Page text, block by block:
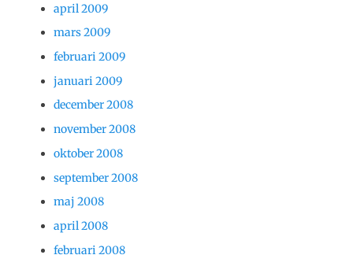
april 2009
mars 2009
februari 2009
januari 2009
december 2008
november 2008
oktober 2008
september 2008
maj 2008
april 2008
februari 2008